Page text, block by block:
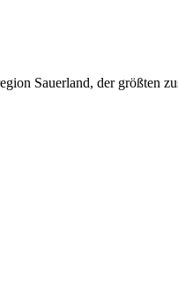
Sauerland, der größten